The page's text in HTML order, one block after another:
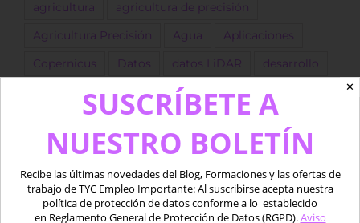
agricultura agricultura de precisión
Agricultura Precisión Agua Aplicaciones
Copernicus Datos datos LiDAR desarrollo
dron Drones empleo
Google Earth Engine IA Imágenes
Imágenes satélite ingeniero Landsat
LIDAR marino Medio acuático Oferta
✕
SUSCRÍBETE A
NUESTRO BOLETÍN
Recibe las últimas novedades del Blog, Formaciones y las ofertas de
trabajo de TYC Empleo Importante: Al suscribirse acepta nuestra
política de protección de datos conforme a lo establecido
en Reglamento General de Protección de Datos (RGPD).Aviso